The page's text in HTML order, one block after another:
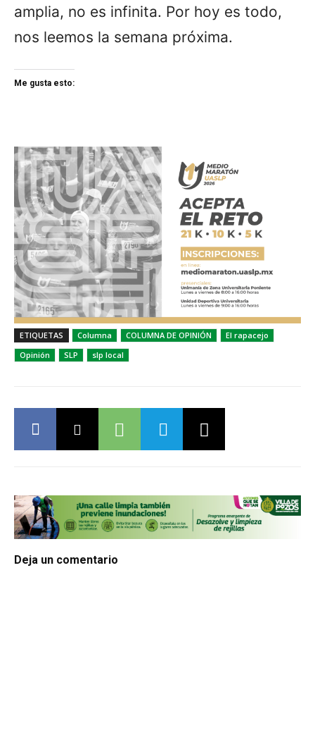
amplia, no es infinita. Por hoy es todo,
nos leemos la semana próxima.
Me gusta esto:
ETIQUETAS Columna COLUMNA DE OPINIÓN
El rapacejo
Opinión
SLP slp local
Deja un comentario